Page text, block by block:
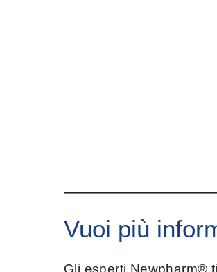
Vuoi più
Gli esperti Newpharm®